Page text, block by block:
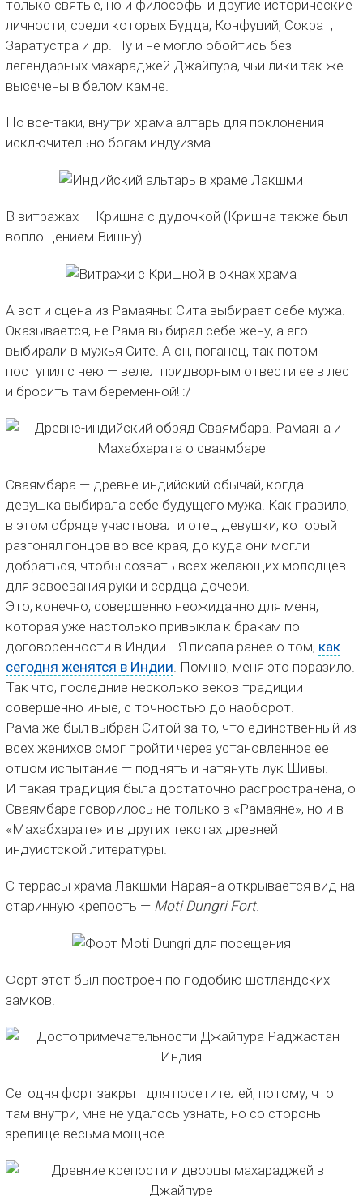
только святые, но и философы и другие исторические
личности, среди которых Будда, Конфуций, Сократ,
Заратустра и др. Ну и не могло обойтись без
легендарных махараджей Джайпура, чьи лики так же
высечены в белом камне.
Но все-таки, внутри храма алтарь для поклонения
исключительно богам индуизма.
В витражах — Кришна с дудочкой (Кришна также был
воплощением Вишну).
А вот и сцена из Рамаяны: Сита выбирает себе мужа.
Оказывается, не Рама выбирал себе жену, а его
выбирали в мужья Сите. А он, поганец, так потом
поступил с нею — велел придворным отвести ее в лес
и бросить там беременной! :/
Сваямбара — древне-индийский обычай, когда
девушка выбирала себе будущего мужа. Как правило,
в этом обряде участвовал и отец девушки, который
разгонял гонцов во все края, до куда они могли
добраться, чтобы созвать всех желающих молодцев
для завоевания руки и сердца дочери.
Это, конечно, совершенно неожиданно для меня,
которая уже настолько привыкла к бракам по
договоренности в Индии… Я писала ранее о том, как
сегодня женятся в Индии . Помню, меня это поразило.
Так что, последние несколько веков традиции
совершенно иные, с точностью до наоборот.
Рама же был выбран Ситой за то, что единственный из
всех женихов смог пройти через установленное ее
отцом испытание — поднять и натянуть лук Шивы.
И такая традиция была достаточно распространена, о
Сваямбаре говорилось не только в «Рамаяне», но и в
«Махабхарате» и в других текстах древней
индуистской литературы.
С террасы храма Лакшми Нараяна открывается вид на
старинную крепость — Moti Dungri Fort.
Форт этот был построен по подобию шотландских
замков.
Сегодня форт закрыт для посетителей, потому, что
там внутри, мне не удалось узнать, но со стороны
зрелище весьма мощное.